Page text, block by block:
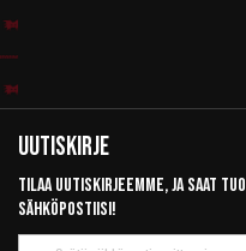
Uutiskirje
Tilaa uutiskirjeemme, ja saat
sähköpostiisi!